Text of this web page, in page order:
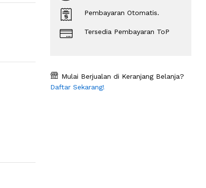
Pembayaran Otomatis.
Tersedia Pembayaran ToP
Mulai Berjualan di Keranjang Belanja?
Daftar Sekarang!